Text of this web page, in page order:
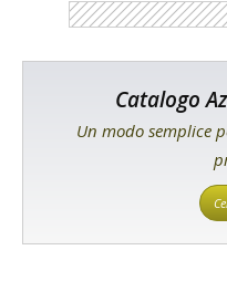
Catalogo
Un modo semplice